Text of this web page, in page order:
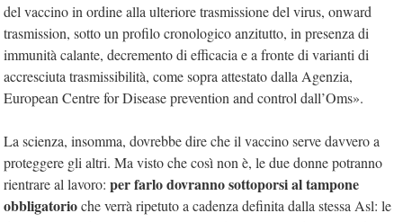
del vaccino in ordine alla ulteriore trasmissione del virus, onward
trasmission, sotto un profilo cronologico anzitutto, in presenza di
immunità calante, decremento di efficacia e a fronte di varianti di
accresciuta trasmissibilità, come sopra attestato dalla Agenzia,
European Centre for Disease prevention and control dall’Oms».
La scienza, insomma, dovrebbe dire che il vaccino serve davvero a
proteggere gli altri. Ma visto che così non è, le due donne potranno
rientrare al lavoro: per farlo dovranno sottoporsi al tampone
obbligatorioche verrà ripetuto a cadenza definita dalla stessa Asl: le